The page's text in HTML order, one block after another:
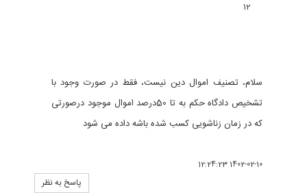
12
سلام، تصنیف اموال دین نیست، فقط در صورت وجود با
تشخیص دادگاه حکم به تا 50درصد اموال موجود درصورتی
که در زمان زناشویی کسب شده باشه داده می شود
1402-02-10 12:24:23
پاسخ به نظر